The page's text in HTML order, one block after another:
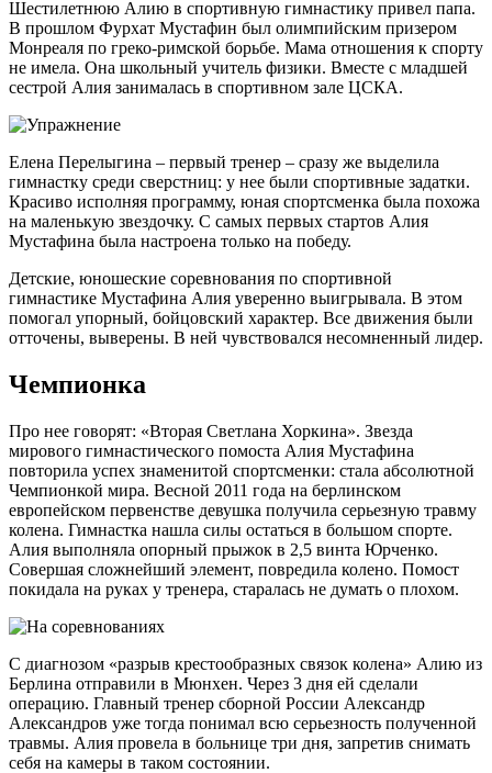
Шестилетнюю Алию в спортивную гимнастику привел папа.
В прошлом Фурхат Мустафин был олимпийским призером
Монреаля по греко-римской борьбе. Мама отношения к спорту
не имела. Она школьный учитель физики. Вместе с младшей
сестрой Алия занималась в спортивном зале ЦСКА.
Елена Перелыгина – первый тренер – сразу же выделила
гимнастку среди сверстниц: у нее были спортивные задатки.
Красиво исполняя программу, юная спортсменка была похожа
на маленькую звездочку. С самых первых стартов Алия
Мустафина была настроена только на победу.
Детские, юношеские соревнования по спортивной
гимнастике Мустафина Алия уверенно выигрывала. В этом
помогал упорный, бойцовский характер. Все движения были
отточены, выверены. В ней чувствовался несомненный лидер.
Чемпионка
Про нее говорят: «Вторая Светлана Хоркина». Звезда
мирового гимнастического помоста Алия Мустафина
повторила успех знаменитой спортсменки: стала абсолютной
Чемпионкой мира. Весной 2011 года на берлинском
европейском первенстве девушка получила серьезную травму
колена. Гимнастка нашла силы остаться в большом спорте.
Алия выполняла опорный прыжок в 2,5 винта Юрченко.
Совершая сложнейший элемент, повредила колено. Помост
покидала на руках у тренера, старалась не думать о плохом.
С диагнозом «разрыв крестообразных связок колена» Алию из
Берлина отправили в Мюнхен. Через 3 дня ей сделали
операцию. Главный тренер сборной России Александр
Александров уже тогда понимал всю серьезность полученной
травмы. Алия провела в больнице три дня, запретив снимать
себя на камеры в таком состоянии.